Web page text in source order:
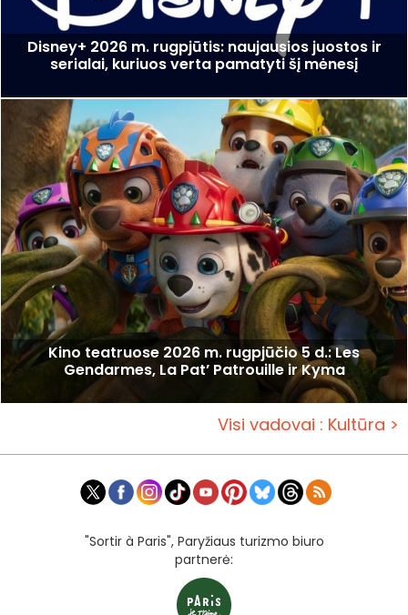
Disney+ 2026 m. rugpjūtis: naujausios juostos ir
serialai, kuriuos verta pamatyti šį mėnesį
Kino teatruose 2026 m. rugpjūčio 5 d.: Les
Gendarmes, La Pat’ Patrouille ir Kyma
Visi vadovai : Kultūra >
"Sortir à Paris", Paryžiaus turizmo biuro
partnerė: